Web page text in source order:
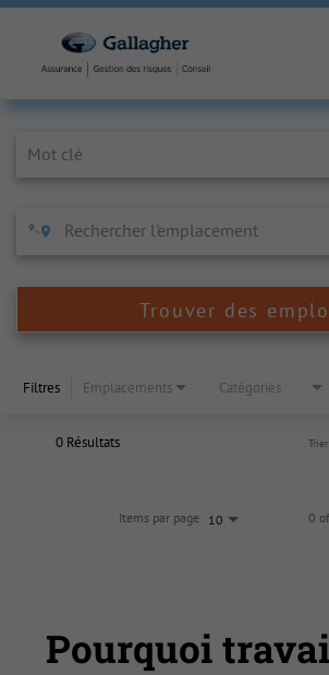
Trouver des
Filtres Emplacements Catégories
0 Résultats
Items par page 10 0
Pourquoi